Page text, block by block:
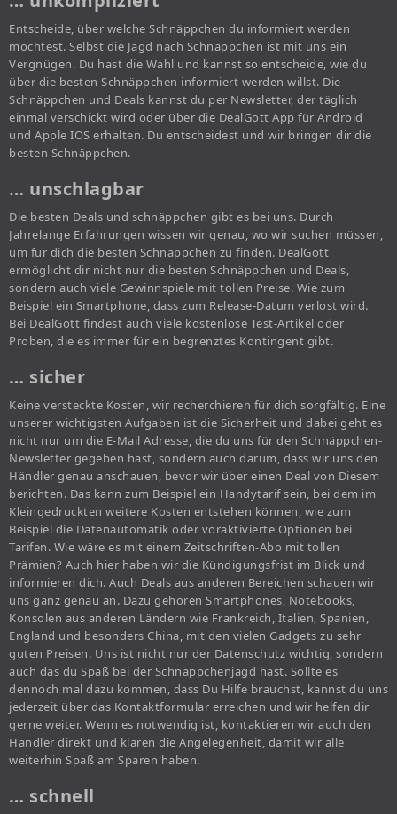
Entscheide, über welche Schnäppchen du informiert werden
möchtest. Selbst die Jagd nach Schnäppchen ist mit uns ein
Vergnügen. Du hast die Wahl und kannst so entscheide, wie du
über die besten Schnäppchen informiert werden willst. Die
Schnäppchen und Deals kannst du per Newsletter, der täglich
einmal verschickt wird oder über die DealGott App für Android
und Apple IOS erhalten. Du entscheidest und wir bringen dir die
besten Schnäppchen.
… unschlagbar
Die besten Deals und schnäppchen gibt es bei uns. Durch
Jahrelange Erfahrungen wissen wir genau, wo wir suchen müssen,
um für dich die besten Schnäppchen zu finden. DealGott
ermöglicht dir nicht nur die besten Schnäppchen und Deals,
sondern auch viele Gewinnspiele mit tollen Preise. Wie zum
Beispiel ein Smartphone, dass zum Release-Datum verlost wird.
Bei DealGott findest auch viele kostenlose Test-Artikel oder
Proben, die es immer für ein begrenztes Kontingent gibt.
… sicher
Keine versteckte Kosten, wir recherchieren für dich sorgfältig. Eine
unserer wichtigsten Aufgaben ist die Sicherheit und dabei geht es
nicht nur um die E-Mail Adresse, die du uns für den Schnäppchen-
Newsletter gegeben hast, sondern auch darum, dass wir uns den
Händler genau anschauen, bevor wir über einen Deal von Diesem
berichten. Das kann zum Beispiel ein Handytarif sein, bei dem im
Kleingedruckten weitere Kosten entstehen können, wie zum
Beispiel die Datenautomatik oder voraktivierte Optionen bei
Tarifen. Wie wäre es mit einem Zeitschriften-Abo mit tollen
Prämien? Auch hier haben wir die Kündigungsfrist im Blick und
informieren dich. Auch Deals aus anderen Bereichen schauen wir
uns ganz genau an. Dazu gehören Smartphones, Notebooks,
Konsolen aus anderen Ländern wie Frankreich, Italien, Spanien,
England und besonders China, mit den vielen Gadgets zu sehr
guten Preisen. Uns ist nicht nur der Datenschutz wichtig, sondern
auch das du Spaß bei der Schnäppchenjagd hast. Sollte es
dennoch mal dazu kommen, dass Du Hilfe brauchst, kannst du uns
jederzeit über das Kontaktformular erreichen und wir helfen dir
gerne weiter. Wenn es notwendig ist, kontaktieren wir auch den
Händler direkt und klären die Angelegenheit, damit wir alle
weiterhin Spaß am Sparen haben.
… schnell